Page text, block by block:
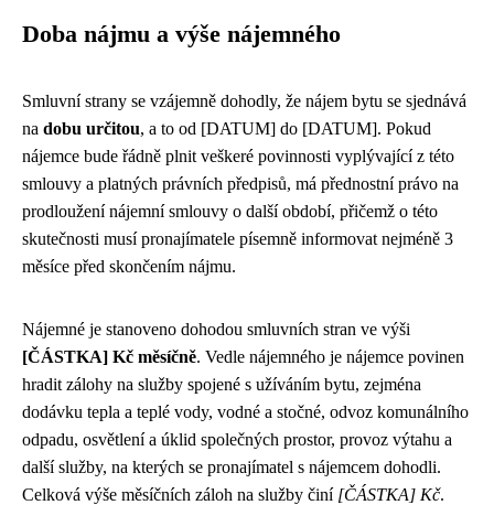
Doba nájmu a výše nájemného
Smluvní strany se vzájemně dohodly, že nájem bytu se sjednává
na dobu určitou, a to od [DATUM] do [DATUM]. Pokud
nájemce bude řádně plnit veškeré povinnosti vyplývající z této
smlouvy a platných právních předpisů, má přednostní právo na
prodloužení nájemní smlouvy o další období, přičemž o této
skutečnosti musí pronajímatele písemně informovat nejméně 3
měsíce před skončením nájmu.
Nájemné je stanoveno dohodou smluvních stran ve výši
[ČÁSTKA] Kč měsíčně. Vedle nájemného je nájemce povinen
hradit zálohy na služby spojené s užíváním bytu, zejména
dodávku tepla a teplé vody, vodné a stočné, odvoz komunálního
odpadu, osvětlení a úklid společných prostor, provoz výtahu a
další služby, na kterých se pronajímatel s nájemcem dohodli.
Celková výše měsíčních záloh na služby činí [ČÁSTKA] Kč.